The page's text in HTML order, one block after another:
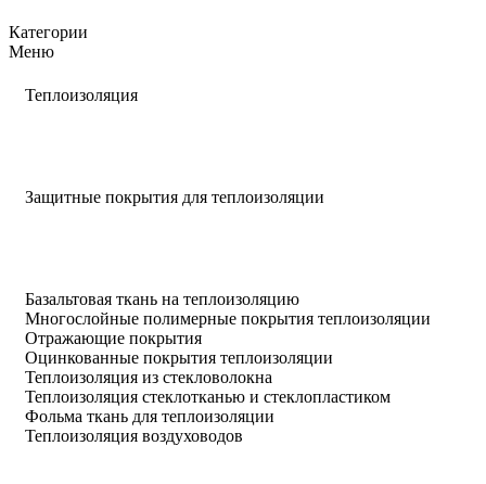
Категории
Меню
Теплоизоляция
Защитные покрытия для теплоизоляции
Базальтовая ткань на теплоизоляцию
Многослойные полимерные покрытия теплоизоляции
Отражающие покрытия
Оцинкованные покрытия теплоизоляции
Теплоизоляция из стекловолокна
Теплоизоляция стеклотканью и стеклопластиком
Фольма ткань для теплоизоляции
Теплоизоляция воздуховодов